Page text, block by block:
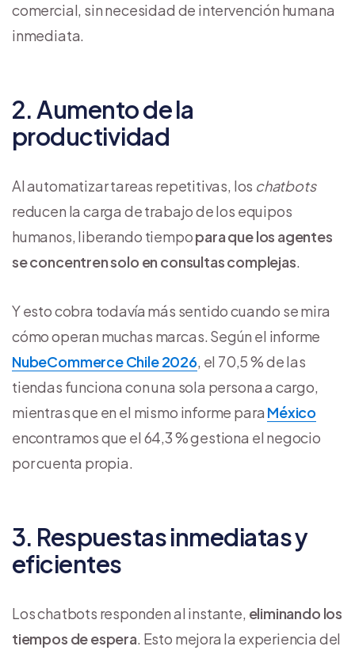
comercial, sin necesidad de intervención humana
inmediata.
2. Aumento de la
productividad
Al automatizar tareas repetitivas, los chatbots
reducen la carga de trabajo de los equipos
humanos, liberando tiempopara que los agentes
se concentren solo en consultas complejas.
Y esto cobra todavía más sentido cuando se mira
cómo operan muchas marcas. Según el informe
NubeCommerce Chile 2026, el 70,5 % de las
tiendas funciona con una sola persona a cargo,
mientras que en el mismo informe para México
encontramos que el 64,3 % gestiona el negocio
por cuenta propia.
3. Respuestas inmediatas y
eficientes
Los chatbots responden al instante, eliminando los
tiempos de espera. Esto mejora la experiencia del